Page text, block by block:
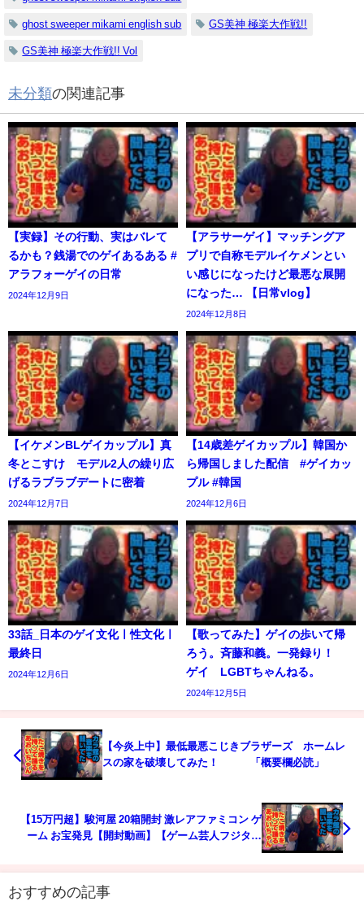
ghost sweeper mikami english sub GS美神 極楽大作戦!!
GS美神 極楽大作戦!! Vol
未分類の関連記事
【実録】その行動、実はバレて
るかも？銭湯でのゲイあるある #
アラフォーゲイの日常
2024年12月9日
【アラサーゲイ】マッチングア
プリで自称モデルイケメンとい
い感じになったけど最悪な展開
になった… 【日常vlog】
2024年12月8日
【イケメンBLゲイカップル】真
冬とこすけ モデル2人の繰り広
げるラブラブデートに密着
2024年12月7日
【14歳差ゲイカップル】韓国か
ら帰国しました配信 #ゲイカッ
プル #韓国
2024年12月6日
33話_日本のゲイ文化ㅣ性文化ㅣ
最終日
2024年12月6日
【歌ってみた】ゲイの歩いて帰
ろう。斉藤和義。一発録り！
ゲイ LGBTちゃんねる。
2024年12月5日
【今炎上中】最低最悪こじきブラザーズ ホームレ
スの家を破壊してみた！ 「概要欄必読」
【15万円超】駿河屋 20箱開封 激レアファミコン ゲ
ーム お宝発見【開封動画】【ゲーム芸人フジタ】
おすすめの記事